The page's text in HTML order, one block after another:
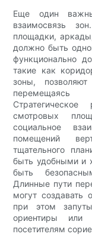
Еще один
взаимосвязь
площадки,
должно быть
функционально
такие как
зоны,
перемещаясь
смотровых
социальное
помещений
тщательного
быть удобными и
быть
Длинные пути
могут создавать
при этом
ориентиры или
посетителям